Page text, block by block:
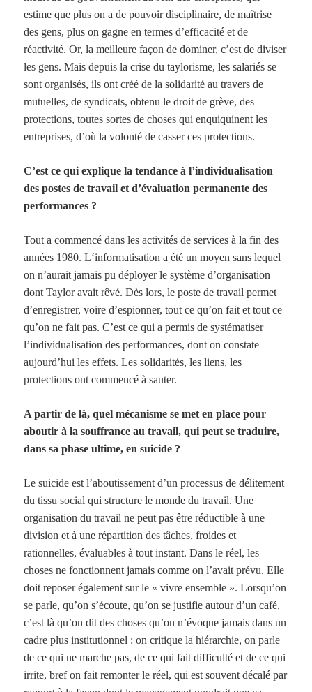
estime que plus on a de pouvoir disciplinaire, de maîtrise
des gens, plus on gagne en termes d’efficacité et de
réactivité. Or, la meilleure façon de dominer, c’est de diviser
les gens. Mais depuis la crise du taylorisme, les salariés se
sont organisés, ils ont créé de la solidarité au travers de
mutuelles, de syndicats, obtenu le droit de grève, des
protections, toutes sortes de choses qui enquiquinent les
entreprises, d’où la volonté de casser ces protections.
C’est ce qui explique la tendance à l’individualisation
des postes de travail et d’évaluation permanente des
performances ?
Tout a commencé dans les activités de services à la fin des
années 1980. L‘informatisation a été un moyen sans lequel
on n’aurait jamais pu déployer le système d’organisation
dont Taylor avait rêvé. Dès lors, le poste de travail permet
d’enregistrer, voire d’espionner, tout ce qu’on fait et tout ce
qu’on ne fait pas. C’est ce qui a permis de systématiser
l’individualisation des performances, dont on constate
aujourd’hui les effets. Les solidarités, les liens, les
protections ont commencé à sauter.
A partir de là, quel mécanisme se met en place pour
aboutir à la souffrance au travail, qui peut se traduire,
dans sa phase ultime, en suicide ?
Le suicide est l’aboutissement d’un processus de délitement
du tissu social qui structure le monde du travail. Une
organisation du travail ne peut pas être réductible à une
division et à une répartition des tâches, froides et
rationnelles, évaluables à tout instant. Dans le réel, les
choses ne fonctionnent jamais comme on l’avait prévu. Elle
doit reposer également sur le « vivre ensemble ». Lorsqu’on
se parle, qu’on s’écoute, qu’on se justifie autour d’un café,
c’est là qu’on dit des choses qu’on n’évoque jamais dans un
cadre plus institutionnel : on critique la hiérarchie, on parle
de ce qui ne marche pas, de ce qui fait difficulté et de ce qui
irrite, bref on fait remonter le réel, qui est souvent décalé par